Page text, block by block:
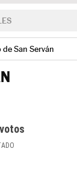
San Serván